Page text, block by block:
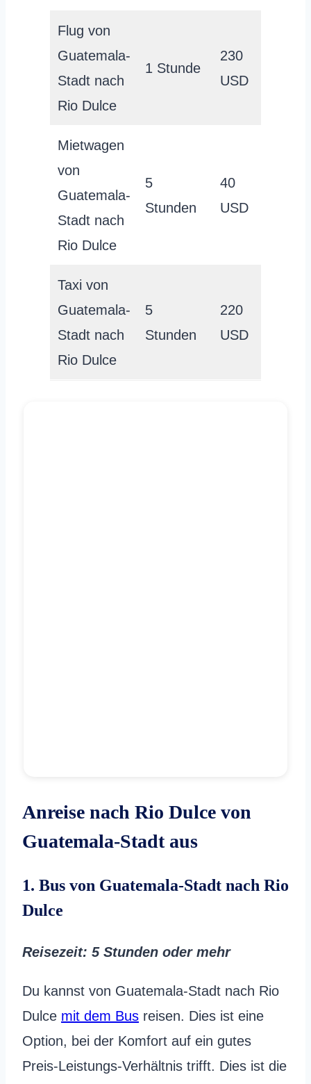
Flug von
Guatemala-
Stadt nach
Rio Dulce
1 Stunde
230
USD
Mietwagen
von
Guatemala-
Stadt nach
Rio Dulce
5
Stunden
40
USD
Taxi von
Guatemala-
Stadt nach
Rio Dulce
5
Stunden
220
USD
Anreise nach Rio Dulce von
Guatemala-Stadt aus
1. Bus von Guatemala-Stadt nach Rio
Dulce
Reisezeit: 5 Stunden oder mehr
Du kannst von Guatemala-Stadt nach Rio
Dulce mit dem Bus reisen. Dies ist eine
Option, bei der Komfort auf ein gutes
Preis-Leistungs-Verhältnis trifft. Dies ist die